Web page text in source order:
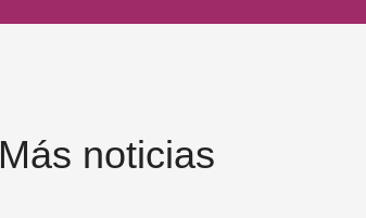
Más noticias